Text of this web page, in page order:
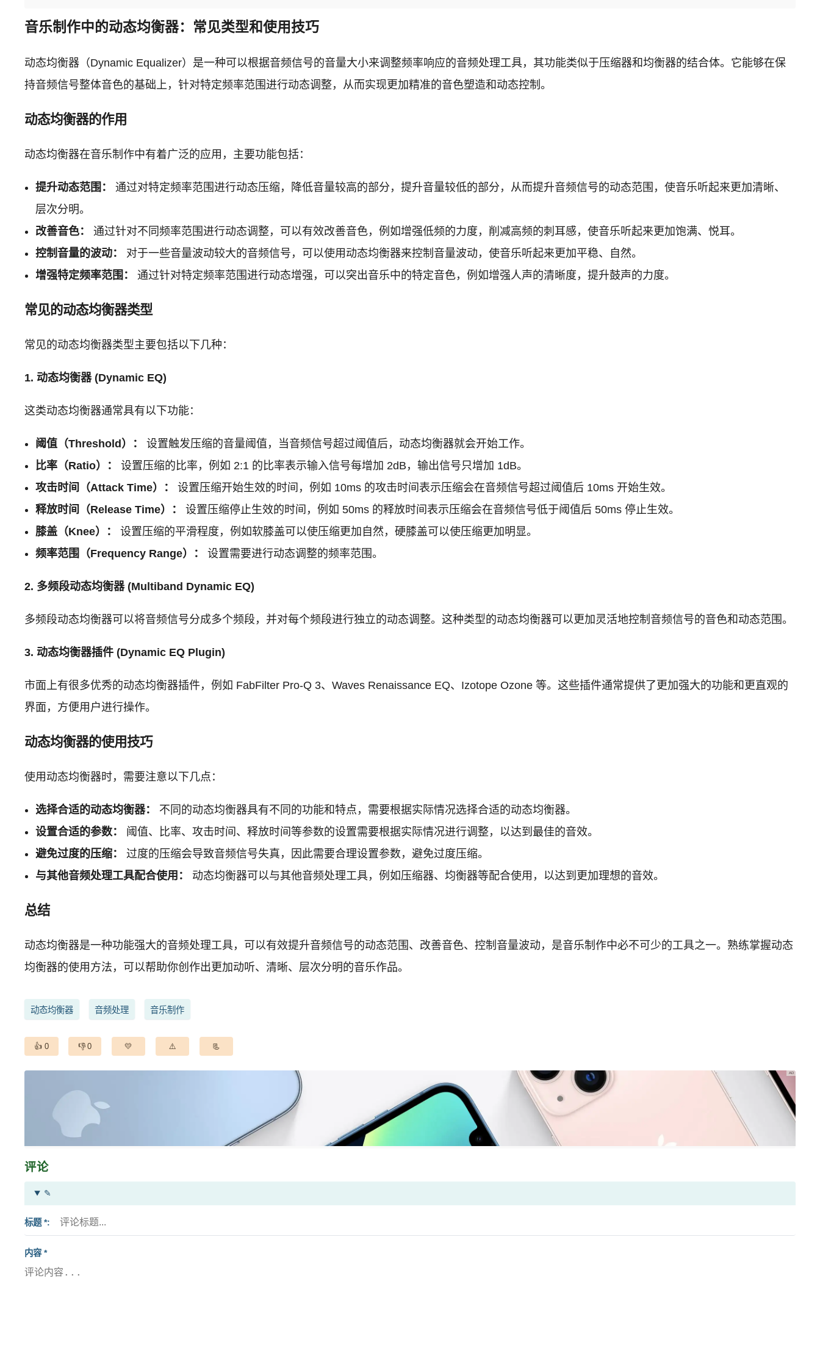
音乐制作中的动态均衡器：常见类型和使用技巧
动态均衡器（Dynamic Equalizer）是一种可以根据音频信号的音量大小来调整频率响应的音频处理工具，其功能类似于压缩器和均衡器的结合体。它能够在保
持音频信号整体音色的基础上，针对特定频率范围进行动态调整，从而实现更加精准的音色塑造和动态控制。
动态均衡器的作用
动态均衡器在音乐制作中有着广泛的应用，主要功能包括：
提升动态范围：
通过对特定频率范围进行动态压缩，降低音量较高的部分，提升音量较低的部分，从而提升音频信号的动态范围，使音乐听起来更加清晰、
层次分明。
改善音色：
通过针对不同频率范围进行动态调整，可以有效改善音色，例如增强低频的力度，削减高频的刺耳感，使音乐听起来更加饱满、悦耳。
控制音量的波动：
对于一些音量波动较大的音频信号，可以使用动态均衡器来控制音量波动，使音乐听起来更加平稳、自然。
增强特定频率范围：
通过针对特定频率范围进行动态增强，可以突出音乐中的特定音色，例如增强人声的清晰度，提升鼓声的力度。
常见的动态均衡器类型
常见的动态均衡器类型主要包括以下几种：
1. 动态均衡器 (Dynamic EQ)
这类动态均衡器通常具有以下功能：
阈值（Threshold）：
设置触发压缩的音量阈值，当音频信号超过阈值后，动态均衡器就会开始工作。
比率（Ratio）：
设置压缩的比率，例如 2:1 的比率表示输入信号每增加 2dB，输出信号只增加 1dB。
攻击时间（Attack Time）：
设置压缩开始生效的时间，例如 10ms 的攻击时间表示压缩会在音频信号超过阈值后 10ms 开始生效。
释放时间（Release Time）：
设置压缩停止生效的时间，例如 50ms 的释放时间表示压缩会在音频信号低于阈值后 50ms 停止生效。
膝盖（Knee）：
设置压缩的平滑程度，例如软膝盖可以使压缩更加自然，硬膝盖可以使压缩更加明显。
频率范围（Frequency Range）：
设置需要进行动态调整的频率范围。
2. 多频段动态均衡器 (Multiband Dynamic EQ)
多频段动态均衡器可以将音频信号分成多个频段，并对每个频段进行独立的动态调整。这种类型的动态均衡器可以更加灵活地控制音频信号的音色和动态范围。
3. 动态均衡器插件 (Dynamic EQ Plugin)
市面上有很多优秀的动态均衡器插件，例如 FabFilter Pro-Q 3、Waves Renaissance EQ、Izotope Ozone 等。这些插件通常提供了更加强大的功能和更直观的
界面，方便用户进行操作。
动态均衡器的使用技巧
使用动态均衡器时，需要注意以下几点：
选择合适的动态均衡器：
不同的动态均衡器具有不同的功能和特点，需要根据实际情况选择合适的动态均衡器。
设置合适的参数：
阈值、比率、攻击时间、释放时间等参数的设置需要根据实际情况进行调整，以达到最佳的音效。
避免过度的压缩：
过度的压缩会导致音频信号失真，因此需要合理设置参数，避免过度压缩。
与其他音频处理工具配合使用：
动态均衡器可以与其他音频处理工具，例如压缩器、均衡器等配合使用，以达到更加理想的音效。
总结
动态均衡器是一种功能强大的音频处理工具，可以有效提升音频信号的动态范围、改善音色、控制音量波动，是音乐制作中必不可少的工具之一。熟练掌握动态
均衡器的使用方法，可以帮助你创作出更加动听、清晰、层次分明的音乐作品。
动态均衡器 音频处理 音乐制作
0 0
评论
✎
标题 *
内容 *